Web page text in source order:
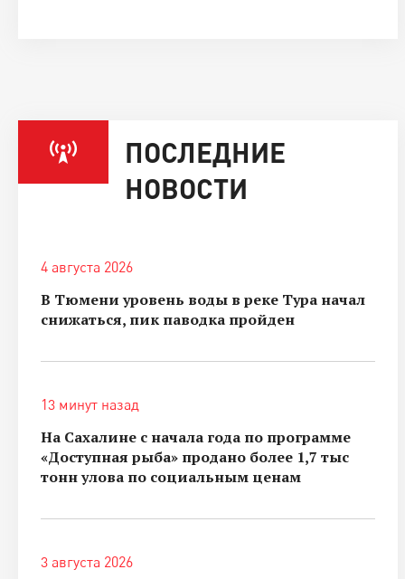
ПОСЛЕДНИЕ
НОВОСТИ
4 августа 2026
В Тюмени уровень воды в реке Тура начал
снижаться, пик паводка пройден
13 минут назад
На Сахалине с начала года по программе
«Доступная рыба» продано более 1,7 тыс
тонн улова по социальным ценам
3 августа 2026